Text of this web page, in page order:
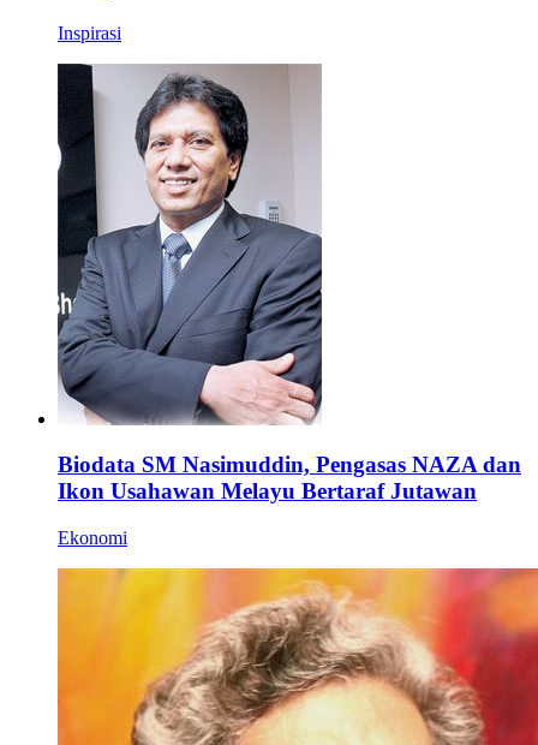
Inspirasi
Biodata SM Nasimuddin, Pengasas NAZA dan
Ikon Usahawan Melayu Bertaraf Jutawan
Ekonomi